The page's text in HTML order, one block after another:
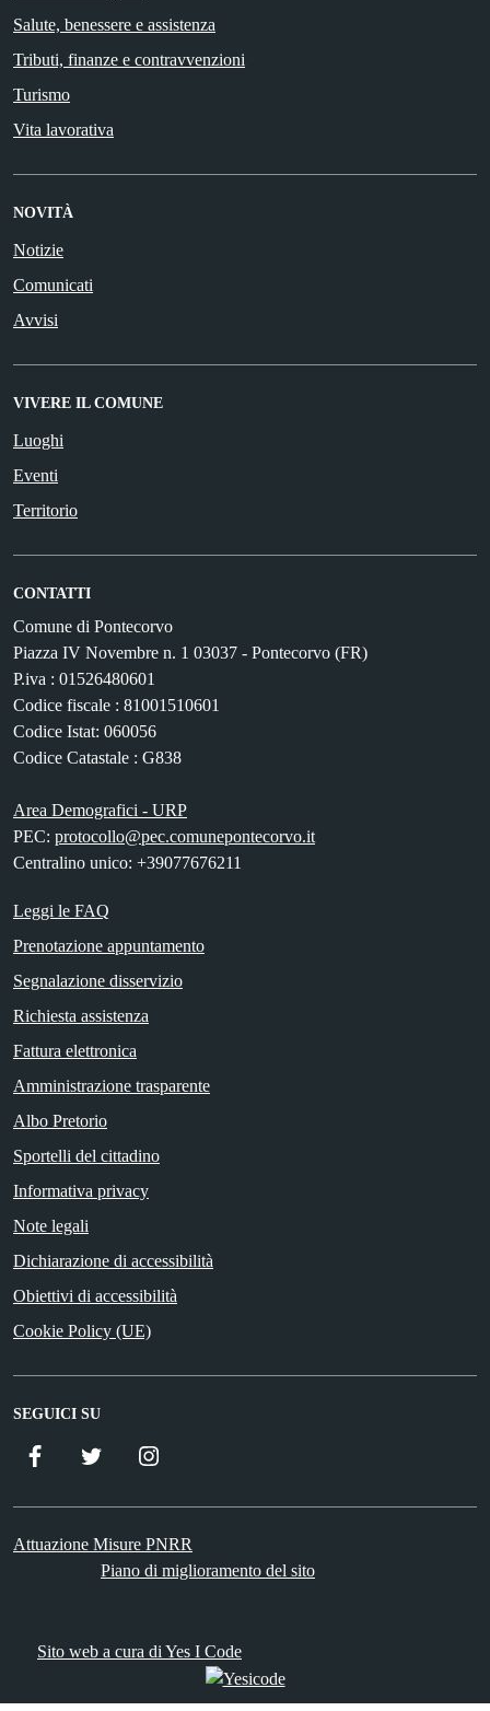
Salute, benessere e assistenza
Tributi, finanze e contravvenzioni
Turismo
Vita lavorativa
NOVITÀ
Notizie
Comunicati
Avvisi
VIVERE IL COMUNE
Luoghi
Eventi
Territorio
CONTATTI
Comune di Pontecorvo
Piazza IV Novembre n. 1 03037 - Pontecorvo (FR)
P.iva : 01526480601
Codice fiscale : 81001510601
Codice Istat: 060056
Codice Catastale : G838
Area Demografici - URP
PEC: protocollo@pec.comunepontecorvo.it
Centralino unico: +39077676211
Leggi le FAQ
Prenotazione appuntamento
Segnalazione disservizio
Richiesta assistenza
Fattura elettronica
Amministrazione trasparente
Albo Pretorio
Sportelli del cittadino
Informativa privacy
Note legali
Dichiarazione di accessibilità
Obiettivi di accessibilità
Cookie Policy (UE)
SEGUICI SU
Facebook Twitter
Attuazione Misure PNRR
Piano di miglioramento del sito
Sito web a cura di Yes I Code